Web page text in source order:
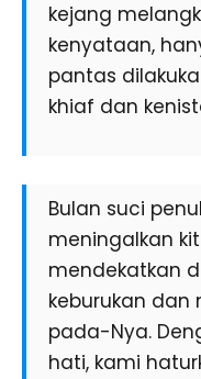
kejang
kenyataan,
pantas
khiaf dan
Bulan suci
meningalkan
mendekatkan
keburukan
pada-Nya.
hati, kami